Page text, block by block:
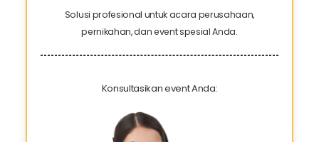
Solusi profesional untuk acara perusahaan,
pernikahan, dan event spesial Anda.
Konsultasikan event Anda: